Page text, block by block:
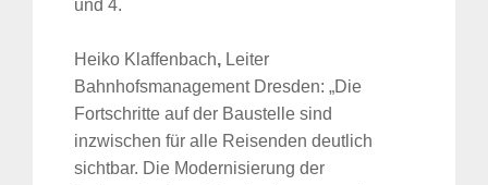
und 4.
Heiko Klaffenbach, Leiter
Bahnhofsmanagement Dresden: „Die
Fortschritte auf der Baustelle sind
inzwischen für alle Reisenden deutlich
sichtbar. Die Modernisierung der